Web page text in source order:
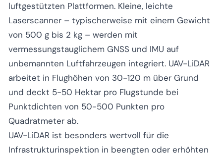
luftgestützten Plattformen. Kleine, leichte
Laserscanner – typischerweise mit einem Gewicht
von 500 g bis 2 kg – werden mit
vermessungstauglichem GNSS und IMU auf
unbemannten Luftfahrzeugen integriert. UAV-LiDAR
arbeitet in Flughöhen von 30-120 m über Grund
und deckt 5-50 Hektar pro Flugstunde bei
Punktdichten von 50-500 Punkten pro
Quadratmeter ab.
UAV-LiDAR ist besonders wertvoll für die
Infrastrukturinspektion in beengten oder erhöhten